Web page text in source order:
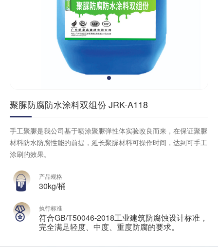
聚脲防腐防水涂料双组份 JRK-A118
手工聚脲是我公司基于喷涂聚脲弹性体实验改良而来，在保证聚脲
材料防水防腐性能的前提，延长聚脲材料可操作时间，达到可手工
涂刷的效果。
产品规格
30kg/桶
执行标准
符合GB/T50046-2018工业建筑防腐蚀设计标准，
完全满足轻度、中度、重度防腐的要求。